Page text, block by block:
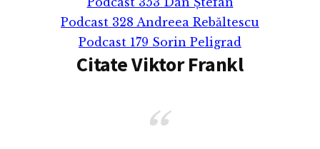
Podcast 328 Andreea Rebăltescu
Podcast 179 Sorin Peligrad
Citate Viktor Frankl